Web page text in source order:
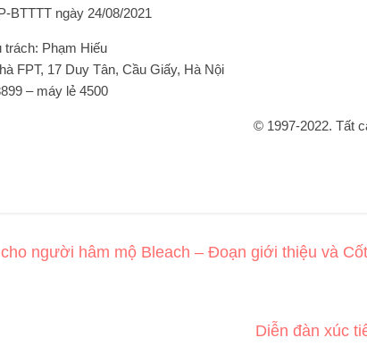
BTTTT ngày 24/08/2021
trách: Phạm Hiếu
FPT, 17 Duy Tân, Cầu Giấy, Hà Nội
– máy lẻ 4500
© 1997-2022. Tất
người hâm mộ Bleach – Đoạn giới thiệu và
Diễn đàn xúc